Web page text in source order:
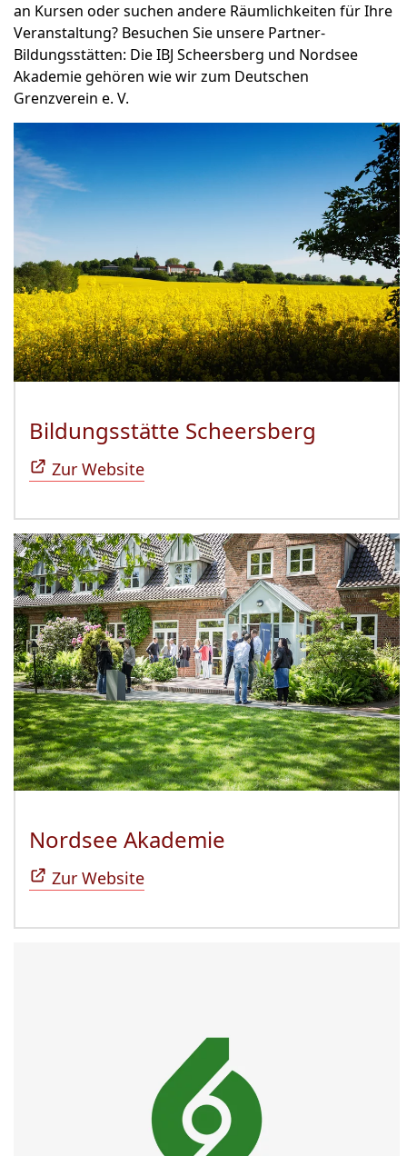
an Kursen oder suchen andere Räumlichkeiten für Ihre
Veranstaltung? Besuchen Sie unsere Partner-
Bildungsstätten: Die IBJ Scheersberg und Nordsee
Akademie gehören wie wir zum Deutschen
Grenzverein e. V.
Bildungsstätte Scheersberg
Zur Website
Nordsee Akademie
Zur Website